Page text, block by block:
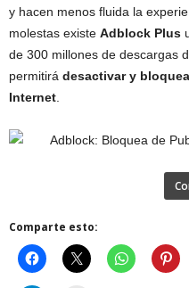
y hacen menos fluida la
molestas existe Adblock Plus
de 300 millones de descargas
permitirá desactivar y
Internet
Comparte esto: